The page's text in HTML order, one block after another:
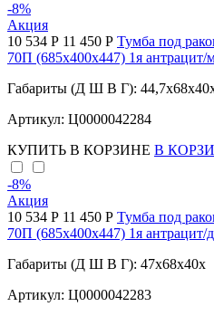
-8%
Акция
10 534 Р 11 450 Р Тумба под
70П (685х400х447) 1я антрацит/
Габариты (Д Ш В Г):
Артикул: Ц0000042284
КУПИТЬ В КОРЗИНЕ В
-8%
Акция
10 534 Р 11 450 Р Тумба под
70П (685х400х447) 1я антрацит/
Габариты (Д Ш В Г): 47x68x40x
Артикул: Ц0000042283